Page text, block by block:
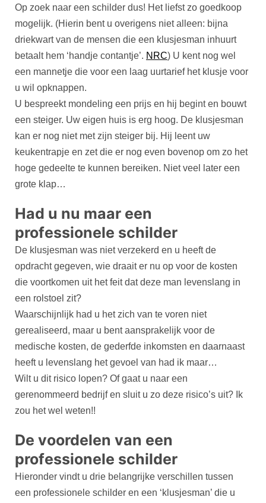
Op zoek naar een schilder dus! Het liefst zo goedkoop
mogelijk. (Hierin bent u overigens niet alleen: bijna
driekwart van de mensen die een klusjesman inhuurt
betaalt hem ‘handje contantje’. NRC) U kent nog wel
een mannetje die voor een laag uurtarief het klusje voor
u wil opknappen.
U bespreekt mondeling een prijs en hij begint en bouwt
een steiger. Uw eigen huis is erg hoog. De klusjesman
kan er nog niet met zijn steiger bij. Hij leent uw
keukentrapje en zet die er nog even bovenop om zo het
hoge gedeelte te kunnen bereiken. Niet veel later een
grote klap…
Had u nu maar een
professionele schilder
De klusjesman was niet verzekerd en u heeft de
opdracht gegeven, wie draait er nu op voor de kosten
die voortkomen uit het feit dat deze man levenslang in
een rolstoel zit?
Waarschijnlijk had u het zich van te voren niet
gerealiseerd, maar u bent aansprakelijk voor de
medische kosten, de gederfde inkomsten en daarnaast
heeft u levenslang het gevoel van had ik maar…
Wilt u dit risico lopen? Of gaat u naar een
gerenommeerd bedrijf en sluit u zo deze risico’s uit? Ik
zou het wel weten!!
De voordelen van een
professionele schilder
Hieronder vindt u drie belangrijke verschillen tussen
een professionele schilder en een ‘klusjesman’ die u